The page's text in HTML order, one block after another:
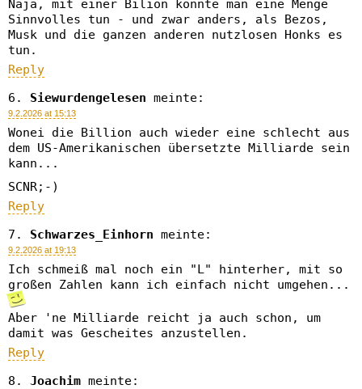
Naja, mit einer Bilion könnte man eine Menge
Sinnvolles tun - und zwar anders, als Bezos,
Musk und die ganzen anderen nutzlosen Honks es
tun.
Reply
Siewurdengelesen meinte:
9.2.2026 at 15:13
Wonei die Billion auch wieder eine schlecht aus
dem US-Amerikanischen übersetzte Milliarde sein
kann...
SCNR;-)
Reply
Schwarzes_Einhorn meinte:
9.2.2026 at 19:13
Ich schmeiß mal noch ein "L" hinterher, mit so
großen Zahlen kann ich einfach nicht umgehen...
Aber 'ne Milliarde reicht ja auch schon, um
damit was Gescheites anzustellen.
Reply
Joachim meinte: